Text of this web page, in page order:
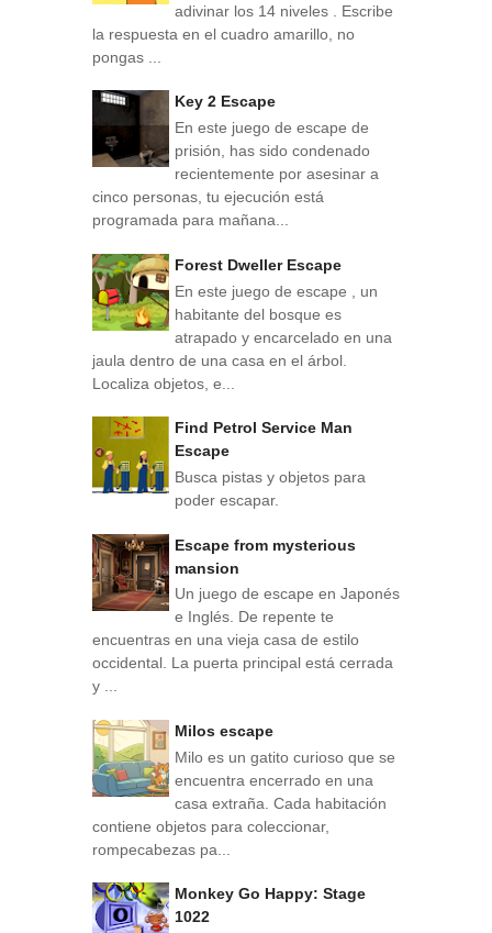
adivinar los 14 niveles . Escribe
la respuesta en el cuadro amarillo, no
pongas ...
Key 2 Escape
En este juego de escape de
prisión, has sido condenado
recientemente por asesinar a
cinco personas, tu ejecución está
programada para mañana...
Forest Dweller Escape
En este juego de escape , un
habitante del bosque es
atrapado y encarcelado en una
jaula dentro de una casa en el árbol.
Localiza objetos, e...
Find Petrol Service Man
Escape
Busca pistas y objetos para
poder escapar.
Escape from mysterious
mansion
Un juego de escape en Japonés
e Inglés. De repente te
encuentras en una vieja casa de estilo
occidental. La puerta principal está cerrada
y ...
Milos escape
Milo es un gatito curioso que se
encuentra encerrado en una
casa extraña. Cada habitación
contiene objetos para coleccionar,
rompecabezas pa...
Monkey Go Happy: Stage
1022